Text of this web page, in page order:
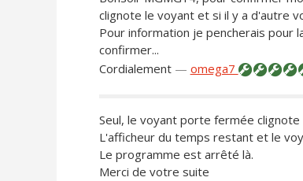
clignote le voyant et si il y a d'autre
Pour information je pencherais
confirmer...
Cordialement — omega7
Seul, le voyant porte fermée clignote
L'afficheur du temps restant et le
Le programme est arrêté là.
Merci de votre suite